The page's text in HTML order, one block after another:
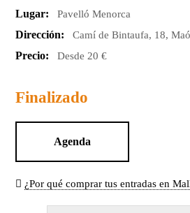
Lugar: Pavelló Menorca
Dirección: Camí de Bintaufa, 18,
Precio: Desde 20 €
Finalizado
Agenda
¿Por qué comprar tus entradas en